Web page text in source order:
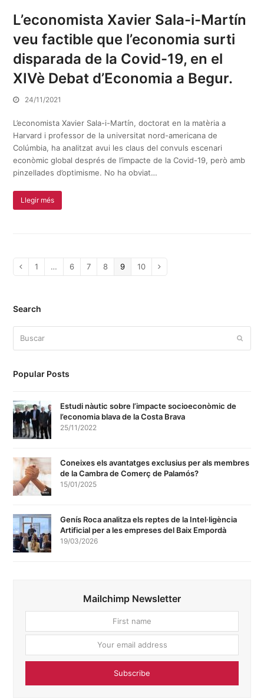
L’economista Xavier Sala-i-Martín
veu factible que l’economia surti
disparada de la Covid-19, en el
XIVè Debat d’Economia a Begur.
24/11/2021
L’economista Xavier Sala-i-Martín, doctorat en la matèria a
Harvard i professor de la universitat nord-americana de
Colúmbia, ha analitzat avui les claus del convuls escenari
econòmic global després de l’impacte de la Covid-19, però amb
pinzellades d’optimisme. No ha obviat…
Llegir més
Anterior
Page
1 … Page
6 Page
7 Page
8 Page
9 Page
10
Search
Popular Posts
Estudi nàutic sobre l’impacte socioeconòmic de
l’economia blava de la Costa Brava
25/11/2022
Coneixes els avantatges exclusius per als membres
de la Cambra de Comerç de Palamós?
15/01/2025
Genís Roca analitza els reptes de la Intel·ligència
Artificial per a les empreses del Baix Empordà
19/03/2026
Mailchimp Newsletter
name
Subscribe